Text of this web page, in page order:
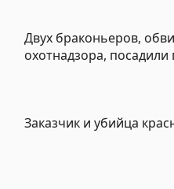
Двух браконьеров,
охотнадзора,
Заказчик и убийца